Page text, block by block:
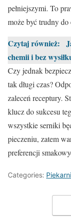
pełniejszymi. To
może być trudny do
Czytaj również:
chemii i bez
Czy jednak
tak długi czas?
zaleceń receptury.
klucz do sukcesu
wszystkie serniki
pieczeniu, zatem
preferencji
Categories: